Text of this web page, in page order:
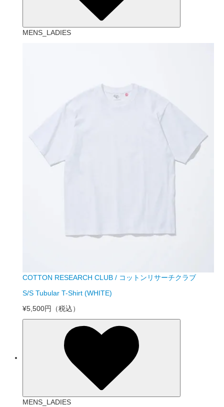
MENS_LADIES
COTTON RESEARCH CLUB / コットンリサーチクラブ
S/S Tubular T-Shirt (WHITE)
¥5,500円
（税込）
MENS_LADIES